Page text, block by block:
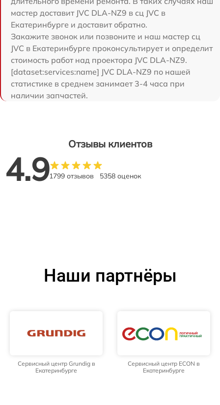
мастер доставит JVC DLA-NZ9 в сц JVC в
Екатеринбурге и доставит обратно.
Закажите звонок или позвоните и наш мастер сц
JVC в Екатеринбурге проконсультирует и определит
стоимость работ над проектора JVC DLA-NZ9.
[dataset:services:name] JVC DLA-NZ9 по нашей
статистике в среднем занимает 3-4 часа при
наличии запчастей.
Отзывы клиентов
4.91799 отзывов 5358 оценок
Наши партнёры
Сервисный центр Grundig в
Екатеринбурге
Сервисный центр ECON в
Екатеринбурге